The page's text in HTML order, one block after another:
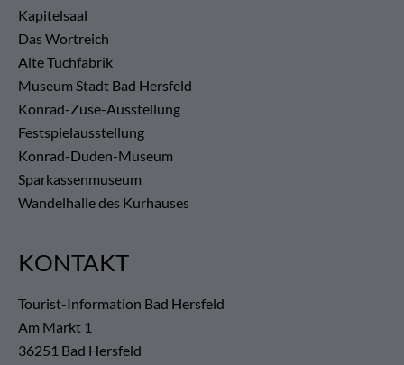
Kapitelsaal
Das Wortreich
Alte Tuchfabrik
Museum Stadt Bad Hersfeld
Konrad-Zuse-Ausstellung
Festspielausstellung
Konrad-Duden-Museum
Sparkassenmuseum
Wandelhalle des Kurhauses
KONTAKT
Tourist-Information Bad Hersfeld
Am Markt 1
36251 Bad Hersfeld